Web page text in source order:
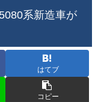
系新造車が
はてブ
コピー